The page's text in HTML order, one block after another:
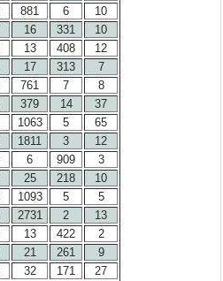
881 6
10
16 331
10
13 408
12
17 313
7
761 7
8
379 14
37
1063 5
65
1811 3
12
6 909
3
25 218
10
1093 5
5
2731 2
13
13 422
2
21 261
9
32 171
27